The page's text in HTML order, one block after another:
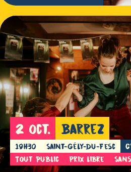
2 oct. Barrez
19h30 Saint-Gély-du-Fesc
Tout public
Prix libre